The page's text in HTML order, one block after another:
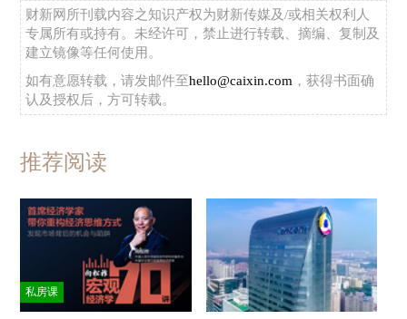
财新网所刊载内容之知识产权为财新传媒及/或相关权利人
专属所有或持有。未经许可，禁止进行转载、摘编、复制及
建立镜像等任何使用。
如有意愿转载，请发邮件至hello@caixin.com ，获得书面确
认及授权后，方可转载。
推荐阅读
私房课